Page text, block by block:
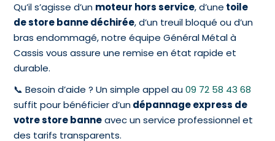
Qu’il s’agisse d’un moteur hors service, d’une toile
de store banne déchirée, d’un treuil bloqué ou d’un
bras endommagé, notre équipe Général Métal à
Cassis vous assure une remise en état rapide et
durable.
📞 Besoin d’aide ? Un simple appel au09 72 58 43 68
suffit pour bénéficier d’undépannage express de
votre store banneavec un service professionnel et
des tarifs transparents.